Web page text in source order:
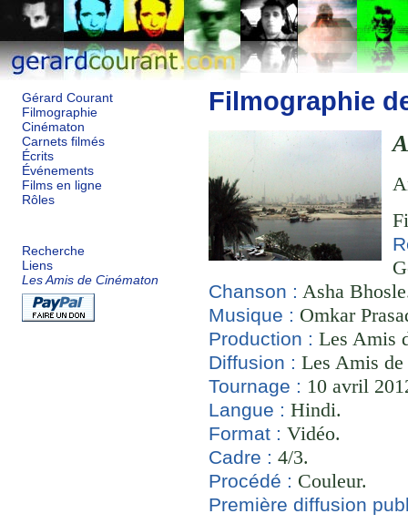
Gérard Courant
Filmographie
Cinématon
Carnets filmés
Écrits
Événements
Films en ligne
Rôles
Recherche
Liens
Les Amis de Cinématon
Filmographie
Chanson : Asha
Musique : Omkar
Production : Les Amis
Diffusion : Les Amis
Tournage : 10 avril
Langue : Hindi.
Format : Vidéo.
Cadre : 4/3.
Procédé : Couleur.
Première diffusion